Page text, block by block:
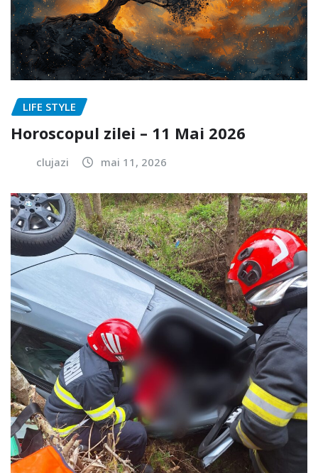
LIFE STYLE
Horoscopul zilei – 11 Mai 2026
clujazi mai 11, 2026